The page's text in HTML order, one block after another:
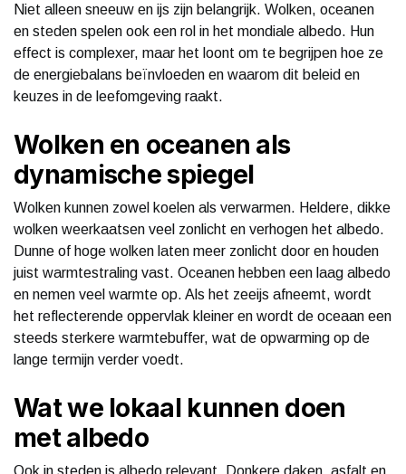
Niet alleen sneeuw en ijs zijn belangrijk. Wolken, oceanen
en steden spelen ook een rol in het mondiale albedo. Hun
effect is complexer, maar het loont om te begrijpen hoe ze
de energiebalans beïnvloeden en waarom dit beleid en
keuzes in de leefomgeving raakt.
Wolken en oceanen als
dynamische spiegel
Wolken kunnen zowel koelen als verwarmen. Heldere, dikke
wolken weerkaatsen veel zonlicht en verhogen het albedo.
Dunne of hoge wolken laten meer zonlicht door en houden
juist warmtestraling vast. Oceanen hebben een laag albedo
en nemen veel warmte op. Als het zeeijs afneemt, wordt
het reflecterende oppervlak kleiner en wordt de oceaan een
steeds sterkere warmtebuffer, wat de opwarming op de
lange termijn verder voedt.
Wat we lokaal kunnen doen
met albedo
Ook in steden is albedo relevant. Donkere daken, asfalt en